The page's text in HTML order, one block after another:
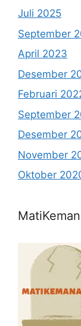
Juli 2025
September
April 2023
Desember
Februari
September
Desember
November
Oktober